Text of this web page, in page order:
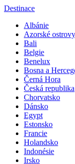
Destinace
Albánie
Azorské ostrovy
Bali
Belgie
Benelux
Bosna a
Černá Hora
Česká republika
Chorvatsko
Dánsko
Egypt
Estonsko
Francie
Holandsko
Indonésie
Irsko